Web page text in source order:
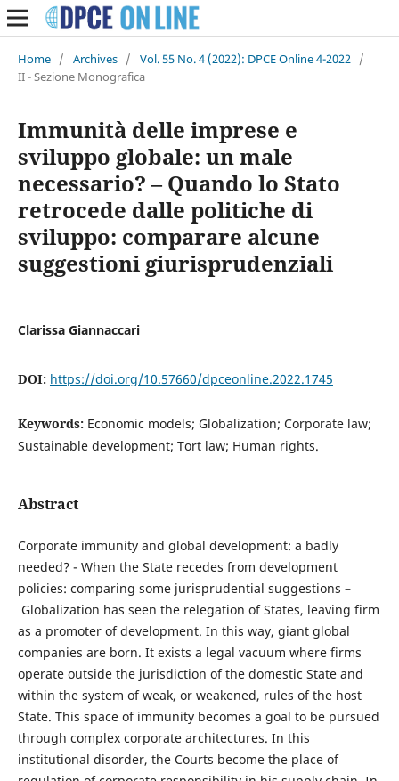
Home / Archives / Vol. 55 No. 4 (2022): DPCE Online 4-2022 /
II - Sezione Monografica
Immunità delle imprese e
sviluppo globale: un male
necessario? – Quando lo Stato
retrocede dalle politiche di
sviluppo: comparare alcune
suggestioni giurisprudenziali
Clarissa Giannaccari
DOI: https://doi.org/10.57660/dpceonline.2022.1745
Keywords: Economic models; Globalization; Corporate law;
Sustainable development; Tort law; Human rights.
Abstract
Corporate immunity and global development: a badly
needed? - When the State recedes from development
policies: comparing some jurisprudential suggestions –
Globalization has seen the relegation of States, leaving firm
as a promoter of development. In this way, giant global
companies are born. It exists a legal vacuum where firms
operate outside the jurisdiction of the domestic State and
within the system of weak, or weakened, rules of the host
State. This space of immunity becomes a goal to be pursued
through complex corporate architectures. In this
institutional disorder, the Courts become the place of